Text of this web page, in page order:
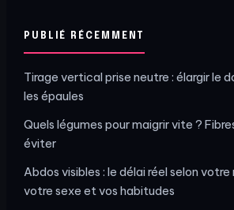
PUBLIÉ RÉCEMMENT
Tirage vertical prise neutre : élargir le
les épaules
Quels légumes pour maigrir vite ?
éviter
Abdos visibles : le délai réel selon votre
votre sexe et vos habitudes